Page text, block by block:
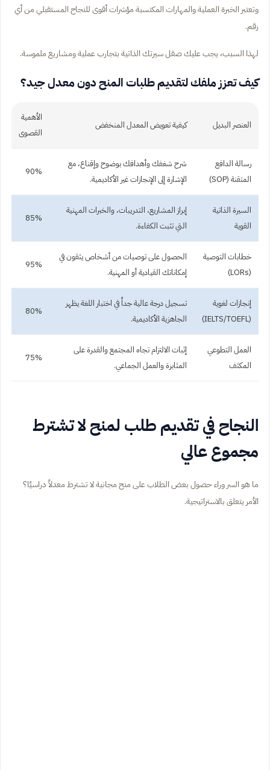
وتعتبر الخبرة العملية والمهارات المكتسبة مؤشرات أقوى للنجاح المستقبلي من أي
رقم.
لهذا السبب، يجب عليك صقل سيرتك الذاتية بتجارب عملية ومشاريع ملموسة.
كيف تعزز ملفك لتقديم طلبات المنح دون معدل جيد؟
العنصر البديل كيفية تعويض المعدل المنخفض
الأهمية
القصوى
رسالة الدافع
المتقنة (SOP)
شرح شغفك وأهدافك بوضوح وإقناع، مع
الإشارة إلى الإنجازات غير الأكاديمية.
90%
السيرة الذاتية
القوية
إبراز المشاريع، التدريبات، والخبرات المهنية
التي تثبت الكفاءة.
85%
خطابات التوصية
(LORs)
الحصول على توصيات من أشخاص يثقون في
إمكاناتك القيادية أو المهنية.
95%
إنجازات لغوية
(IELTS/TOEFL)
تسجيل درجة عالية جداً في اختبار اللغة يظهر
الجاهزية الأكاديمية.
80%
العمل التطوعي
المكثف
إثبات الالتزام تجاه المجتمع والقدرة على
المثابرة والعمل الجماعي.
75%
النجاح في تقديم طلب لمنح لا تشترط
مجموع عالي
ما هو السر وراء حصول بعض الطلاب على منح مجانية لا تشترط معدلاً دراسيًا؟
الأمر يتعلق بالاستراتيجية.